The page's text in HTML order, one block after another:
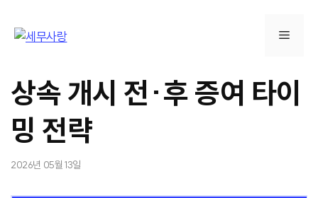
메
뉴
상속 개시 전·후 증여 타이
밍 전략
2026년 05월 13일